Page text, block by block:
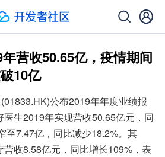
营收50.65亿，疫情期间
10亿
公布2019年年度业绩报
生2019年实现营收50.65亿元，同
至7.47亿，同比减少18.2%。其
收8.58亿元，同比增长109%，表